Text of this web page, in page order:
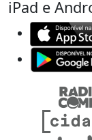
iPad e